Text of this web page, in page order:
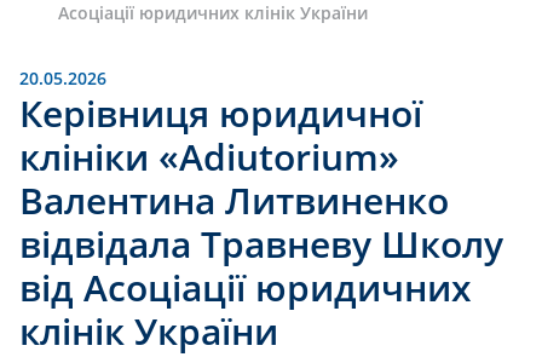
Асоціації юридичних клінік України
20.05.2026
Керівниця юридичної
клініки «Adiutorium»
Валентина Литвиненко
відвідала Травневу Школу
від Асоціації юридичних
клінік України